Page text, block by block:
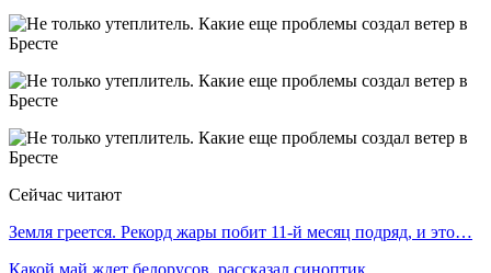
Сейчас читают
Земля греется. Рекорд жары побит 11-й месяц подряд, и это…
Какой май ждет белорусов, рассказал синоптик